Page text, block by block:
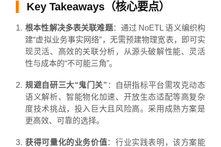
Key Takeaways（核心要点）
根本性解决多表关联难题：通过 NoETL 语义编织构
建“虚拟业务事实网络”，无需预建物理宽表，即可实
现灵活、高效的关联分析，从源头破解性能、灵活
性与成本的“不可能三角”。
规避自研三大“鬼门关” ：自研指标平台需攻克动态
语义解析、智能物化加速、开放生态适配等高复杂
度技术挑战，投入巨大且风险高。采用成熟方案是
更高效、可靠的选择。
获得可量化的业务价值：行业实践表明，该方案能